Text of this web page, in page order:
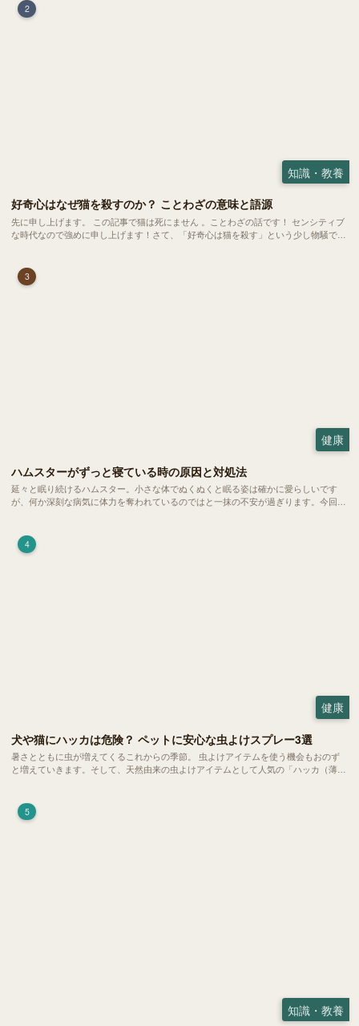
2
知識・教養
好奇心はなぜ猫を殺すのか？ ことわざの意味と語源
先に申し上げます。 この記事で猫は死にません 。ことわざの話です！ センシティブ
な時代なので強めに申し上げます！さて、「好奇心は猫を殺す」という少し物騒で、
3
健康
ハムスターがずっと寝ている時の原因と対処法
延々と眠り続けるハムスター。小さな体でぬくぬくと眠る姿は確かに愛らしいです
が、何か深刻な病気に体力を奪われているのではと一抹の不安が過ぎります。今回
4
健康
犬や猫にハッカは危険？ ペットに安心な虫よけスプレー3選
暑さとともに虫が増えてくるこれからの季節。 虫よけアイテムを使う機会もおのず
と増えていきます。そして、天然由来の虫よけアイテムとして人気の「ハッカ（薄
5
知識・教養